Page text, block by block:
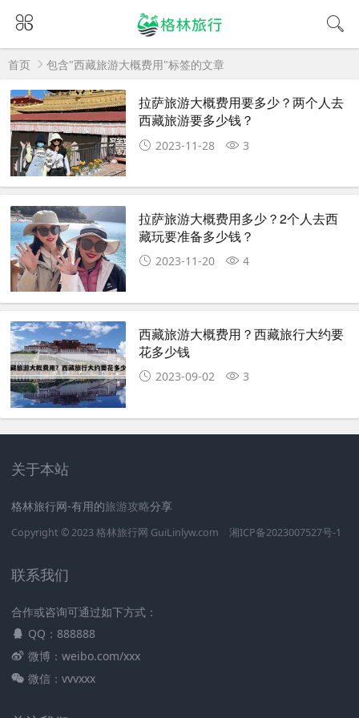
首页 包含"西藏旅游大概费用"标签的文章
拉萨旅游大概费用要多少？两个人去
西藏旅游要多少钱？
2023-11-28 3
拉萨旅游大概费用多少？2个人去西
藏玩要准备多少钱？
2023-11-20 4
西藏旅游大概费用？西藏旅行大约要
花多少钱
2023-09-02 3
关于本站
格林旅行网-有用的旅游攻略分享
Copyright © 2023格林旅行网 GuiLinlyw.com 湘ICP备2023007527号-1
联系我们
合作或咨询可通过如下方式：
QQ：888888
微博：weibo.com/xxx
微信：vvvxxx